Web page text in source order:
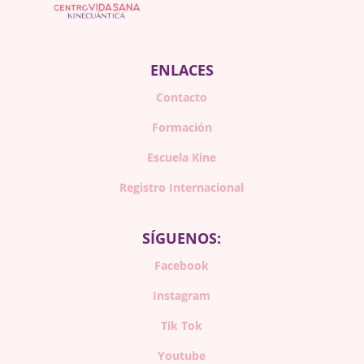
ENLACES
Contacto
Formación
Escuela Kine
Registro Internacional
SÍGUENOS:
Facebook
Instagram
Tik Tok
Youtube